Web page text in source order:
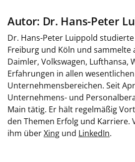
Autor: Dr. Hans-Peter
Dr. Hans-Peter Luippold
Freiburg und Köln und sammelte
Daimler, Volkswagen, Lufthansa,
Erfahrungen in allen wesentlichen
Unternehmensbereichen. Seit
Unternehmens- und
Main tätig. Er hält regelmäßig
den Themen Erfolg und Karriere.
ihm überXing und LinkedIn.